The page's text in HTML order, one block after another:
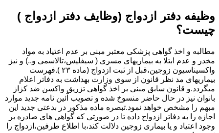
وظیفه دفتر ازدواج (وظایف دفتر ازدواج )
چیست؟
مطالبه و اخذ گواهی پزشکی معتبر مبنی بر عدم اعتیاد به مواد
مخدر و عدم ابتلا به بیماریهای مسری ( سیفلیس،تالاسمی و..) و نیز
واکسیناسیون زوجین،قبل از ثبت ازدواج (ماده ۲۳ ).فهرست
بیماریهای مد نظر قانون از سوی وزارت بهداشت به دفاتر اعلام
میگردد.و قانون سابق مبنی بر اخذ گواهی تزریق واکسن ضد کزاز
بانوان نیز در حال حاضر منسوخ شده و تصویب آئین نامه جدید موارد
مبهم را مشخص خواهد نمود.تبصره ماده مذکور در بدعتی جدید این
اجازه را به دفاتر ازدواج داده تا در صورتی که گواهی های صادره بر
وجود اعتیاد و یا بیماری زوجین دلالت کند،با اطلاع طرفین،ازدواج را